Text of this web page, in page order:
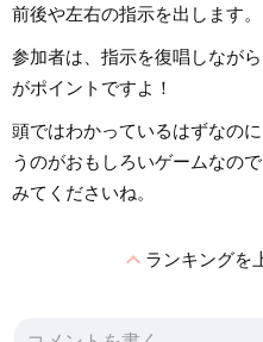
前後や左右の指示を出します。
参加者は、指示を復唱しなが
がポイントですよ！
頭ではわかっているはずなの
うのがおもしろいゲームなの
みてくださいね。
expand_lessランキングを